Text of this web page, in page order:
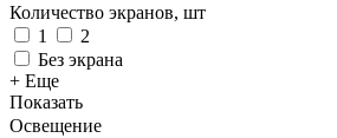
Количество экранов, шт
1
2
Без экрана
+ Еще
Показать
Освещение